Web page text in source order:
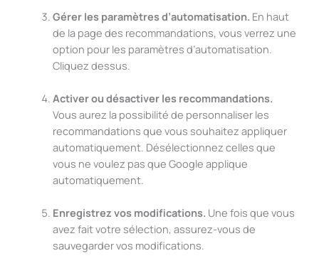
Gérer les paramètres d’automatisation. En haut
de la page des recommandations, vous verrez une
option pour les paramètres d’automatisation.
Cliquez dessus.
Activer ou désactiver les recommandations.
Vous aurez la possibilité de personnaliser les
recommandations que vous souhaitez appliquer
automatiquement. Désélectionnez celles que
vous ne voulez pas que Google applique
automatiquement.
Enregistrez vos modifications. Une fois que vous
avez fait votre sélection, assurez-vous de
sauvegarder vos modifications.